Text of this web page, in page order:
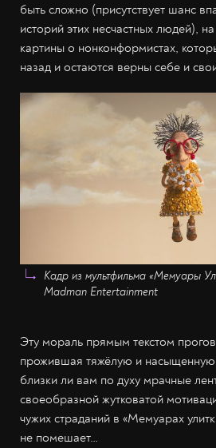
быть сложно (присутствует шанс
историй этих несчастных людей),
картины о нонконформистах,
назад и остаются верны себе и
Кадр из мультфильма «Мемуары
Madman Entertainment
Эту мораль прямым текстом
прожившая тяжёлую и
близки ли вам по духу мрачные
своеобразной жутковатой
чужих страданий в «Мемуарах
не помешает…